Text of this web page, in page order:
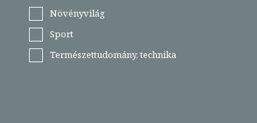
Növényvilág
Sport
Természettudomány, technika